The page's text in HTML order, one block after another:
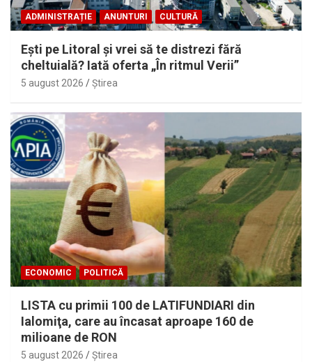
ADMINISTRAȚIE ANUNTURI CULTURĂ
Eşti pe Litoral şi vrei să te distrezi fără
cheltuială? Iată oferta „În ritmul Verii”
5 august 2026 Ştirea
ECONOMIC POLITICĂ
LISTA cu primii 100 de LATIFUNDIARI din
Ialomiţa, care au încasat aproape 160 de
milioane de RON
5 august 2026 Ştirea